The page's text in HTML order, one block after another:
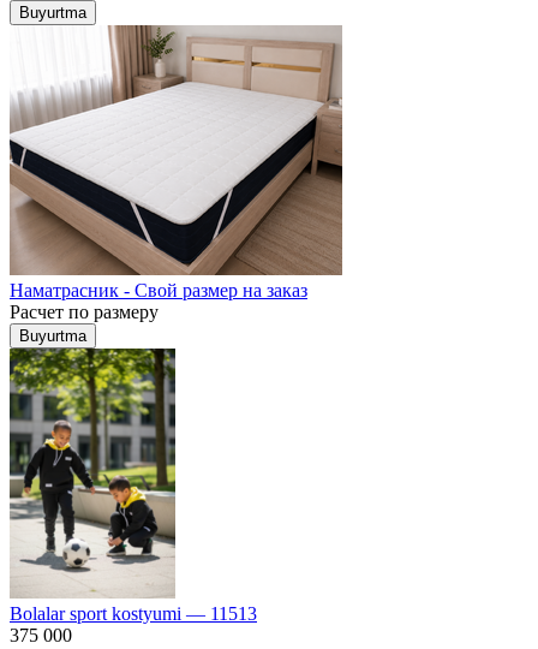
Buyurtma
Наматрасник - Свой размер на заказ
Расчет по размеру
Buyurtma
Bolalar sport kostyumi — 11513
375 000